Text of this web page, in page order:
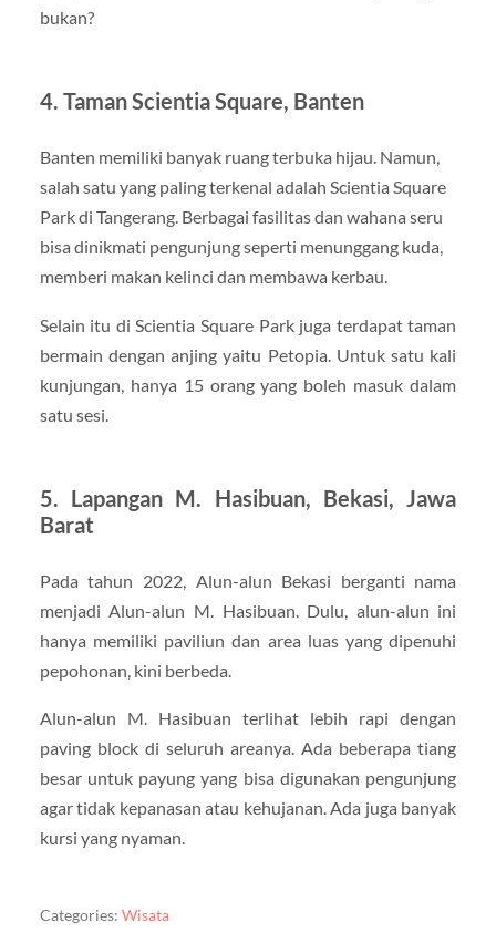
bukan?
4. Taman Scientia Square, Banten
Banten memiliki banyak ruang terbuka hijau. Namun,
salah satu yang paling terkenal adalah Scientia Square
Park di Tangerang. Berbagai fasilitas dan wahana seru
bisa dinikmati pengunjung seperti menunggang kuda,
memberi makan kelinci dan membawa kerbau.
Selain itu di Scientia Square Park juga terdapat taman
bermain dengan anjing yaitu Petopia. Untuk satu kali
kunjungan, hanya 15 orang yang boleh masuk dalam
satu sesi.
5. Lapangan M. Hasibuan, Bekasi, Jawa
Barat
Pada tahun 2022, Alun-alun Bekasi berganti nama
menjadi Alun-alun M. Hasibuan. Dulu, alun-alun ini
hanya memiliki paviliun dan area luas yang dipenuhi
pepohonan, kini berbeda.
Alun-alun M. Hasibuan terlihat lebih rapi dengan
paving block di seluruh areanya. Ada beberapa tiang
besar untuk payung yang bisa digunakan pengunjung
agar tidak kepanasan atau kehujanan. Ada juga banyak
kursi yang nyaman.
Categories: Wisata